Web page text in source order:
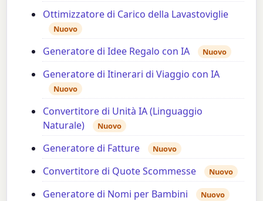
Ottimizzatore di Carico della Lavastoviglie
Nuovo
Generatore di Idee Regalo con IA Nuovo
Generatore di Itinerari di Viaggio con IA
Nuovo
Convertitore di Unità IA (Linguaggio
Naturale)
Nuovo
Generatore di Fatture Nuovo
Convertitore di Quote Scommesse Nuovo
Generatore di Nomi per Bambini Nuovo